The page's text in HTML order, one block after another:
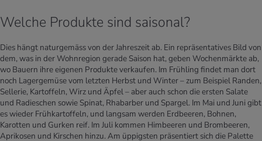
Welche Produkte sind saisonal?
Dies hängt naturgemäss von der Jahreszeit ab. Ein repräsentatives Bild von
dem, was in der Wohnregion gerade Saison hat, geben Wochenmärkte ab,
wo Bauern ihre eigenen Produkte verkaufen. Im Frühling findet man dort
noch Lagergemüse vom letzten Herbst und Winter – zum Beispiel Randen,
Sellerie, Kartoffeln, Wirz und Äpfel – aber auch schon die ersten Salate
und Radieschen sowie Spinat, Rhabarber und Spargel. Im Mai und Juni gibt
es wieder Frühkartoffeln, und langsam werden Erdbeeren, Bohnen,
Karotten und Gurken reif. Im Juli kommen Himbeeren und Brombeeren,
Aprikosen und Kirschen hinzu. Am üppigsten präsentiert sich die Palette